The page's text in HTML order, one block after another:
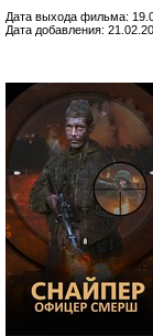
Дата выхода фильма:
Дата добавления: